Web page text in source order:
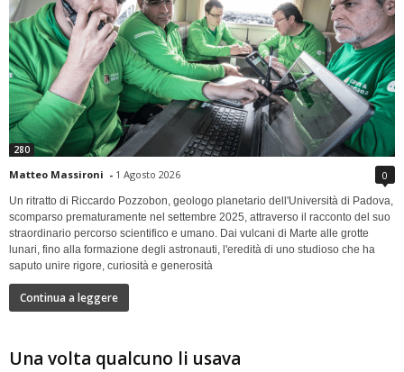
280
Matteo Massironi - 1 Agosto 2026 0
Un ritratto di Riccardo Pozzobon, geologo planetario dell'Università di Padova,
scomparso prematuramente nel settembre 2025, attraverso il racconto del suo
straordinario percorso scientifico e umano. Dai vulcani di Marte alle grotte
lunari, fino alla formazione degli astronauti, l'eredità di uno studioso che ha
saputo unire rigore, curiosità e generosità
Continua a leggere
Una volta qualcuno li usava